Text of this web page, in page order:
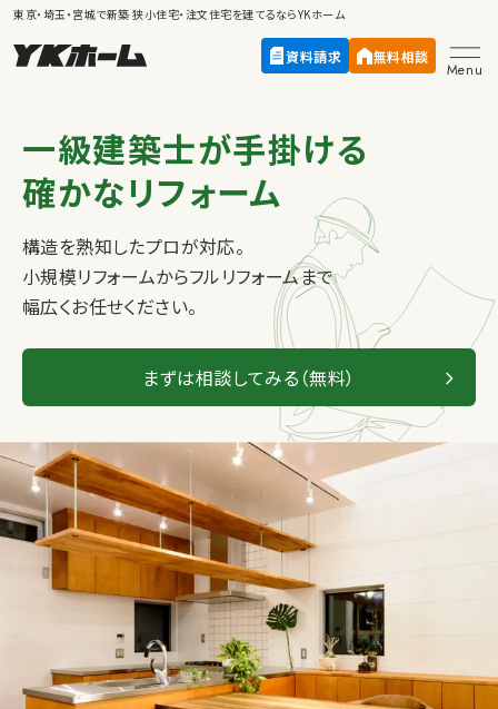
東京・埼玉・宮城で新築 狭小住宅・注文住宅を建てるならYKホーム
資料請求 無料相談
Menu
一級建築士が手掛ける
確かなリフォーム
構造を熟知したプロが対応。
小規模リフォームからフルリフォームまで
幅広くお任せください。
まずは相談してみる（無料）